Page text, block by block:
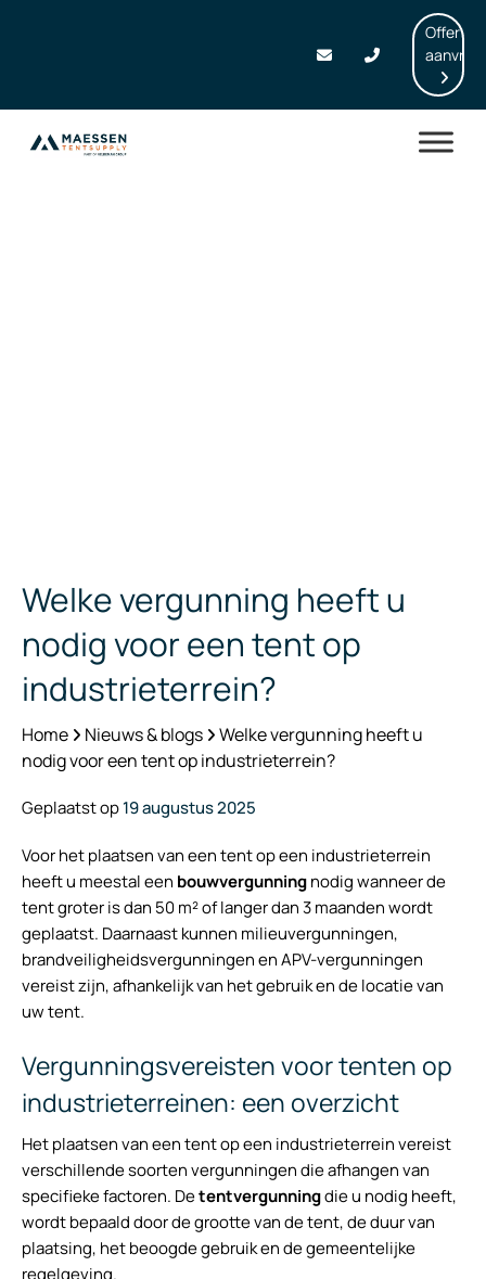
Offerte
Welke vergunning heeft u
nodig voor een tent op
industrieterrein?
Home Nieuws & blogs
Welke vergunning heeft u
nodig voor een tent op industrieterrein?
Geplaatst op19 augustus 2025
Voor het plaatsen van een tent op een industrieterrein
heeft u meestal een bouwvergunningnodig wanneer de
tent groter is dan 50 m² of langer dan 3 maanden wordt
geplaatst. Daarnaast kunnen milieuvergunningen,
brandveiligheidsvergunningen en APV-vergunningen
vereist zijn, afhankelijk van het gebruik en de locatie van
uw tent.
Vergunningsvereisten voor tenten op
industrieterreinen: een overzicht
Het plaatsen van een tent op een industrieterrein vereist
verschillende soorten vergunningen die afhangen van
specifieke factoren. Detentvergunningdie u nodig heeft,
wordt bepaald door de grootte van de tent, de duur van
plaatsing, het beoogde gebruik en de gemeentelijke
regelgeving.